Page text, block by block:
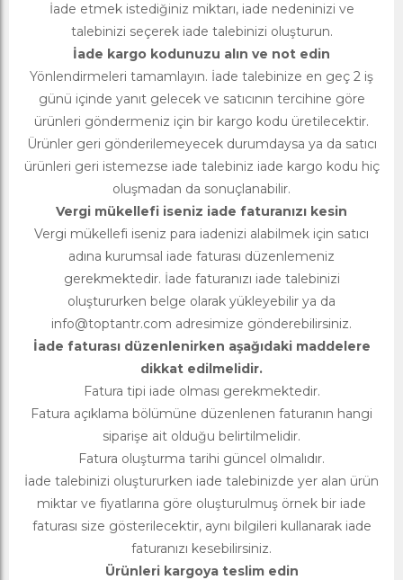
İade etmek istediğiniz miktarı, iade nedeninizi ve
talebinizi seçerek iade talebinizi oluşturun.
İade kargo kodunuzu alın ve not edin
Yönlendirmeleri tamamlayın. İade talebinize en geç 2 iş
günü içinde yanıt gelecek ve satıcının tercihine göre
ürünleri göndermeniz için bir kargo kodu üretilecektir.
Ürünler geri gönderilemeyecek durumdaysa ya da satıcı
ürünleri geri istemezse iade talebiniz iade kargo kodu hiç
oluşmadan da sonuçlanabilir.
Vergi mükellefi iseniz iade faturanızı kesin
Vergi mükellefi iseniz para iadenizi alabilmek için satıcı
adına kurumsal iade faturası düzenlemeniz
gerekmektedir. İade faturanızı iade talebinizi
oluştururken belge olarak yükleyebilir ya da
info@toptantr.com adresimize gönderebilirsiniz.
İade faturası düzenlenirken aşağıdaki maddelere
dikkat edilmelidir.
Fatura tipi iade olması gerekmektedir.
Fatura açıklama bölümüne düzenlenen faturanın hangi
siparişe ait olduğu belirtilmelidir.
Fatura oluşturma tarihi güncel olmalıdır.
İade talebinizi oluştururken iade talebinizde yer alan ürün
miktar ve fiyatlarına göre oluşturulmuş örnek bir iade
faturası size gösterilecektir, aynı bilgileri kullanarak iade
faturanızı kesebilirsiniz.
Ürünleri kargoya teslim edin